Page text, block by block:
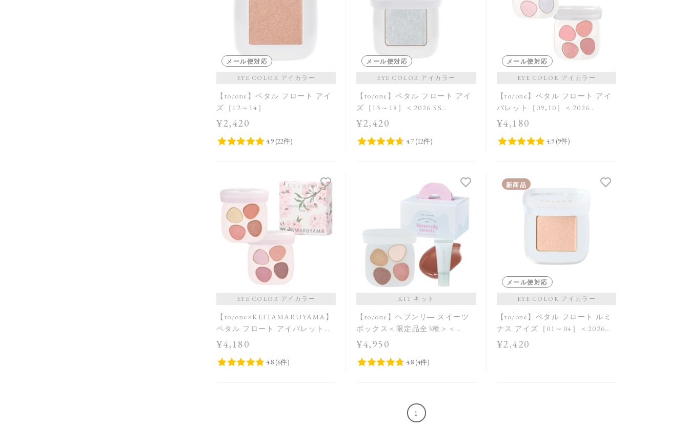
メール便対応
EYE COLOR アイカラー
【to/one】ペタル フロート アイ
ズ［12～14］
¥2,420
メール便対応
EYE COLOR アイカラー
【to/one】ペタル フロート アイ
ズ［15～18］＜2026 SS
Collection＞
¥2,420
メール便対応
EYE COLOR アイカラー
【to/one】ペタル フロート アイ
パレット［09,10］＜2026
Summer Collection＞
¥4,180
EYE COLOR アイカラー
【to/one×KEITAMARUYAMA】
ペタル フロート アイパレット
［EX09,EX10］＜限定品＞
¥4,180
KIT キット
【to/one】ヘブンリ― スイーツ
ボックス＜限定品全3種＞＜
Holiday Collection＞
¥4,950
新商品
メール便対応
EYE COLOR アイカラー
【to/one】ペタル フロート ルミ
ナス アイズ［01～04］＜2026
AW Collection＞
¥2,420
1